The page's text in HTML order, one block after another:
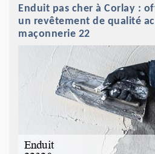
Enduit pas cher à Corlay :
un revêtement de qualité
maçonnerie 22